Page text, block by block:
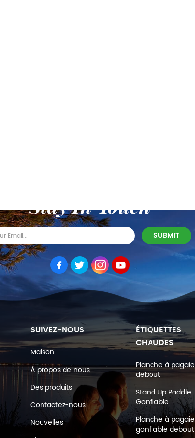
Stay In Touch
SUIVEZ-NOUS
Maison
À propos de nous
Des produits
Contactez-nous
Nouvelles
ÉTIQUETTES
CHAUDES
Planche à pagaie
debout
Stand Up Paddle
Gonflable
Planche à pagaie
gonflable debout